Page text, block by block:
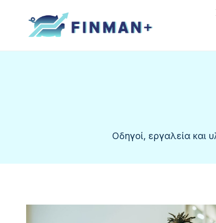
content
Οδηγοί, εργαλεία και